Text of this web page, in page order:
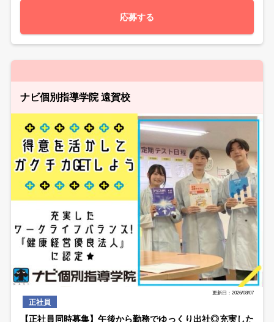
応募する
ナビ個別指導学院 遠賀校
更新日：2026/08/07
正社員
【正社員同時募集】午後から勤務でゆっくり出社◎充実した